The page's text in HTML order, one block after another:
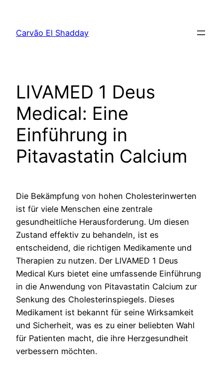
Carvão El Shadday
LIVAMED 1 Deus
Medical: Eine
Einführung in
Pitavastatin Calcium
Die Bekämpfung von hohen Cholesterinwerten
ist für viele Menschen eine zentrale
gesundheitliche Herausforderung. Um diesen
Zustand effektiv zu behandeln, ist es
entscheidend, die richtigen Medikamente und
Therapien zu nutzen. Der LIVAMED 1 Deus
Medical Kurs bietet eine umfassende Einführung
in die Anwendung von Pitavastatin Calcium zur
Senkung des Cholesterinspiegels. Dieses
Medikament ist bekannt für seine Wirksamkeit
und Sicherheit, was es zu einer beliebten Wahl
für Patienten macht, die ihre Herzgesundheit
verbessern möchten.